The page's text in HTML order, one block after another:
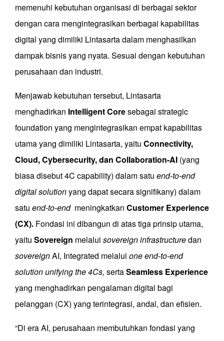
memenuhi kebutuhan organisasi di berbagai sektor
dengan cara mengintegrasikan berbagai kapabilitas
digital yang dimiliki Lintasarta dalam menghasilkan
dampak bisnis yang nyata. Sesuai dengan kebutuhan
perusahaan dan industri.
Menjawab kebutuhan tersebut, Lintasarta
menghadirkan Intelligent Coresebagai strategic
foundation yang mengintegrasikan empat kapabilitas
utama yang dimiliki Lintasarta, yaitu Connectivity,
Cloud, Cybersecurity, dan Collaboration-AI (yang
biasa disebut 4C capability) dalam satu end-to-end
digital solutionyang dapat secara signifikany) dalam
satu end-to-endmeningkatkan Customer Experience
(CX). Fondasi ini dibangun di atas tiga prinsip utama,
yaitu Sovereign melalui sovereign infrastructuredan
sovereignAI, Integrated melalui one end-to-end
solution unifying the 4Cs, sertaSeamless Experience
yang menghadirkan pengalaman digital bagi
pelanggan (CX) yang terintegrasi, andal, dan efisien.
“Di era AI, perusahaan membutuhkan fondasi yang